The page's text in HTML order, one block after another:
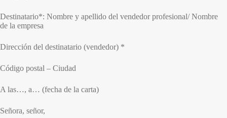
Destinatario*: Nombre y apellido del vendedor profesional/ Nombre
de la empresa
Dirección del destinatario (vendedor) *
Código postal – Ciudad
A las…, a… (fecha de la carta)
Señora, señor,